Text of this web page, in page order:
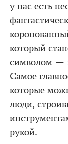
у нас есть
который
символом —
Самое
которые
люди,
рукой.